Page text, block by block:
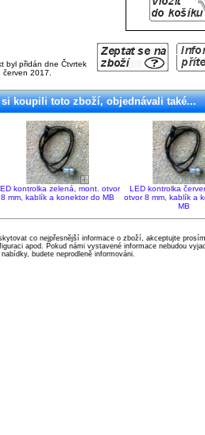
byl přidán dne Čtvrtek
červen 2017.
koupili toto zboží, objednávali také...
kontrolka zelená, mont. otvor
8 mm, kablík a konektor do MB
LED kontrolka
otvor 8 mm, kablík a
MB
co nejpřesnější informace o zboží, akceptujte
apod. Pokud námi vystavené informace nebudou
budete neprodleně informováni.